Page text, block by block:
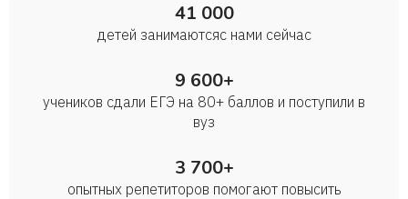
41 000
детей занимаются с нами сейчас
9 600+
учеников сдали ЕГЭ на 80+ баллов и поступили в
вуз
3 700+
опытных репетиторов помогают повысить